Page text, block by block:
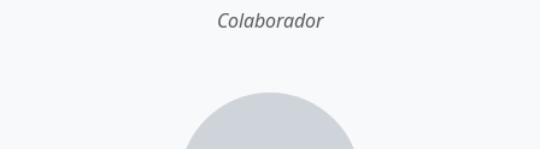
Colaborador